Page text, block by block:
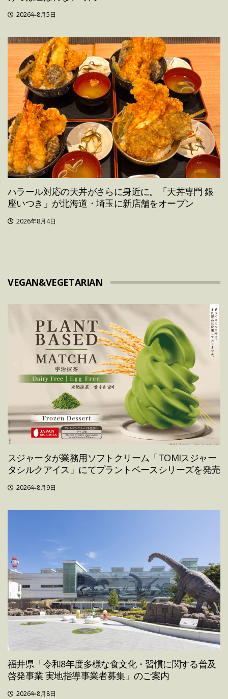
2026年8月5日
ハラール対応の天丼がさらに身近に。「天丼専門 銀
座いつき」が北海道・埼玉に新店舗をオープン
2026年8月4日
VEGAN&VEGETARIAN
スジャータが業務用ソフトクリーム「TOMIスジャー
タシルクアイス」にてプラントベースシリーズを発売
2026年8月9日
福井県「令和8年度多様な食文化・習慣に関する普及
啓発事業 実地指導事業者募集」のご案内
2026年8月8日